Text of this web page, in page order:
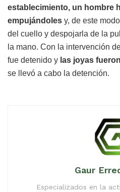
establecimiento, un hombre
empujándoles y, de este
del cuello y despojarla de la
la mano. Con la intervención
fue detenido y las joyas
se llevó a cabo la detención.
Gaur
Especializados en la